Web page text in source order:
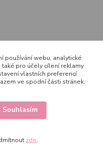
používání webu, analytické
pro účely cílení reklamy
vlastních preferencí
ve spodní části stránek.
Souhlasím
zde.